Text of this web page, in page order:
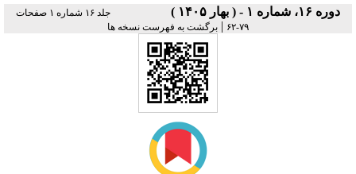
دوره ۱۶، شماره ۱ - ( بهار ۱۴۰۵ )
جلد ۱۶ شماره ۱ صفحات
۷۹-۶۲
| برگشت به فهرست نسخه ها